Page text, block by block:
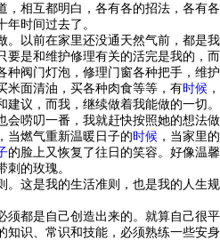
，相互都明白，各有各的招法，各有各
时间过去了。
。以前在家里还没通天然气前，都是我
要是和维护修理有关的活完是我的，而
种阀门灯泡，修理门窗各种把手，维护
米面清油，买各种肉食等等，有时候 ，
议，而我，继续做着我能做的一切。
会唠叨一番，我就赶快按照她的想法做
，当燃气重新温暖日子的时候 ，当家里的
的脸上又恢复了往日的笑容。好像温馨
的玫瑰。
。这是我的生活准则，也是我的人生规
须都是自己创造出来的。就算自己很平
知识、常识和技能，必须熟练一些安身